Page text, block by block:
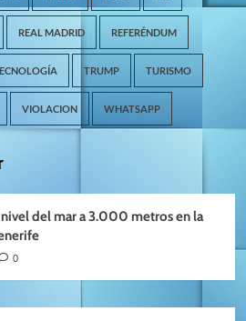
REAL MADRID REFERÉNDUM
TRUMP TURISMO
VIOLACION WHATSAPP
nivel del mar a 3.000 metros en la
0